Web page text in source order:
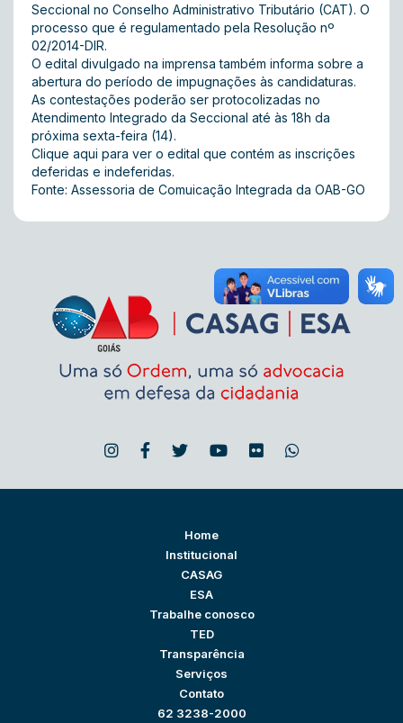
Seccional no Conselho Administrativo Tributário (CAT). O
processo que é regulamentado pela Resolução nº
02/2014-DIR.
O edital divulgado na imprensa também informa sobre a
abertura do período de impugnações às candidaturas.
As contestações poderão ser protocolizadas no
Atendimento Integrado da Seccional até às 18h da
próxima sexta-feira (14).
Clique aqui para ver o edital que contém as inscrições
deferidas e indeferidas.
Fonte: Assessoria de Comuicação Integrada da OAB-GO
Home
Institucional
CASAG
ESA
Trabalhe conosco
TED
Transparência
Serviços
Contato
62 3238-2000